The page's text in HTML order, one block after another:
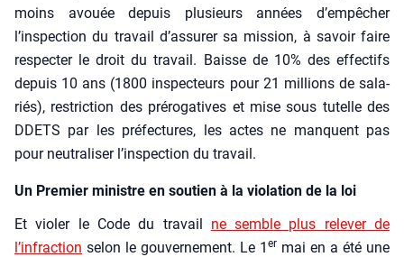
moins avouée depuis plu­sieurs années d’empêcher
l’inspection du tra­vail d’assurer sa mis­sion, à savoir faire
res­pec­ter le droit du tra­vail. Baisse de 10% des effec­tifs
depuis 10 ans (1800 ins­pec­teurs pour 21 mil­lions de sala­
riés), res­tric­tion des pré­ro­ga­tives et mise sous tutelle des
DDETS par les pré­fec­tures, les actes ne manquent pas
pour neu­tra­li­ser l’inspection du tra­vail.
Un Premier ministre en soutien à la violation de la loi
Et vio­ler le Code du tra­vail ne semble plus rele­ver de
l’infraction selon le gou­ver­ne­ment. Le 1 er mai en a été une